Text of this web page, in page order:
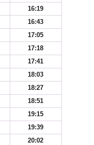
16:19
16:43
17:05
17:18
17:41
18:03
18:27
18:51
19:15
19:39
20:02